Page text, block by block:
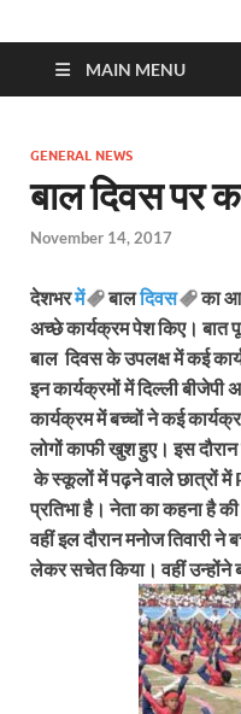
MAIN MENU
GENERAL NEWS
बाल दिवस पर
November 14, 2017
देशभरमें बालदिवस का
अच्छे कार्यक्रम पेश किए। बात
बाल दिवस के उपलक्ष में कई
इन कार्यक्रमों में दिल्ली बीजेपी
कार्यक्रम में बच्चों ने कई
लोगों काफी खुश हुए। इस
के स्कूलों में पढ़ने वाले छात्रों में
प्रतिभा है। नेता का कहना है
वहीं इल दौरान मनोज तिवारी ने
लेकर सचेत किया। वहीं